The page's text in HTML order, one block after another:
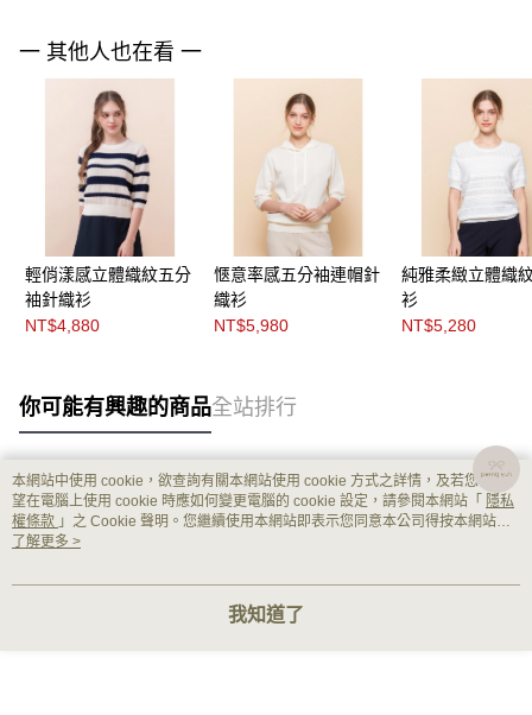
一 其他人也在看 一
輕俏漾感立體織紋五分
袖針織衫
NT$4,880
愜意率感五分袖連帽針
織衫
NT$5,980
純雅柔緻立體織
衫
NT$5,280
你可能有興趣的商品全站排行
熱門標籤
本網站中使用 cookie，欲查詢有關本網站使用 cookie 方式之詳情，及若您不希
望在電腦上使用 cookie 時應如何變更電腦的 cookie 設定，請參閱本網站「 隱私
權條款 」之 Cookie 聲明。您繼續使用本網站即表示您同意本公司得按本網站使
用條款之 Cookie 聲明使用 cookie。
了解更多 >
我知道了